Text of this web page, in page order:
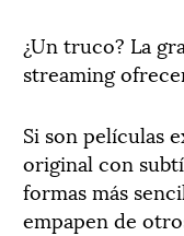
¿Un truco? La
streaming
Si son películas
original con
formas más
empapen de